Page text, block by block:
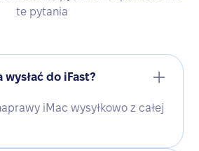
te pytania
wysłać do iFast?
iMac wysyłkowo z całej